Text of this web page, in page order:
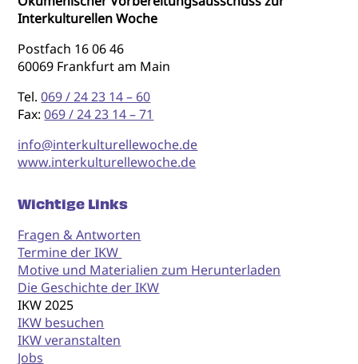
Interkulturellen Woche
Postfach 16 06 46
60069 Frankfurt am Main
Tel.069 / 24 23 14 – 60
Fax:069 / 24 23 14 – 71
info@interkulturellewoche.de
www.interkulturellewoche.de
Wichtige Links
Fragen & Antworten
Termine der IKW
Motive und Materialien zum Herunterladen
Die Geschichte der IKW
IKW 2025
IKW besuchen
IKW veranstalten
Jobs